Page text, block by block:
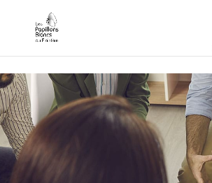
Security check failed